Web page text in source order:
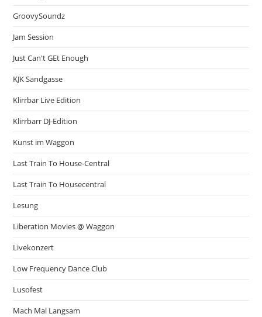
GroovySoundz
Jam Session
Just Can't GEt Enough
KJK Sandgasse
Klirrbar Live Edition
Klirrbarr DJ-Edition
Kunst im Waggon
Last Train To House-Central
Last Train To Housecentral
Lesung
Liberation Movies @ Waggon
Livekonzert
Low Frequency Dance Club
Lusofest
Mach Mal Langsam